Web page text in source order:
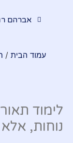
אברהם
עמוד הבית /
לימוד
נוחות,